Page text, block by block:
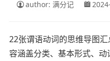
author: 满分记
22张谓语动词的思维导图
容涵盖分类、基本形式、